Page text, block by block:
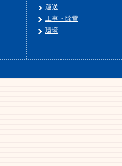
運送
工事・除雪
環境